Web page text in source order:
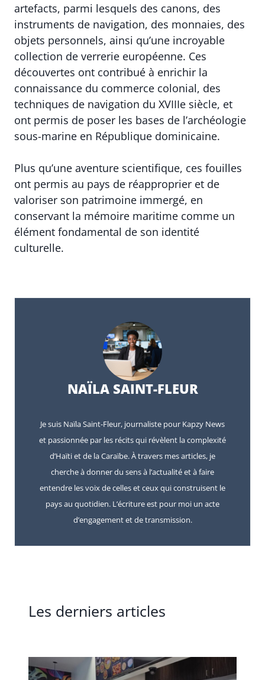
artefacts, parmi lesquels des canons, des
instruments de navigation, des monnaies, des
objets personnels, ainsi qu’une incroyable
collection de verrerie européenne. Ces
découvertes ont contribué à enrichir la
connaissance du commerce colonial, des
techniques de navigation du XVIIIe siècle, et
ont permis de poser les bases de l’archéologie
sous-marine en République dominicaine.
Plus qu’une aventure scientifique, ces fouilles
ont permis au pays de réapproprier et de
valoriser son patrimoine immergé, en
conservant la mémoire maritime comme un
élément fondamental de son identité
culturelle.
NAÏLA SAINT-FLEUR
Je suis Naïla Saint-Fleur, journaliste pour Kapzy News
et passionnée par les récits qui révèlent la complexité
d’Haïti et de la Caraïbe. À travers mes articles, je
cherche à donner du sens à l’actualité et à faire
entendre les voix de celles et ceux qui construisent le
pays au quotidien. L’écriture est pour moi un acte
d’engagement et de transmission.
Les derniers articles